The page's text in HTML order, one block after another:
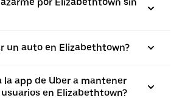
un auto en Elizabethtown?
la app de Uber a mantener
en Elizabethtown?